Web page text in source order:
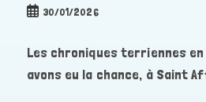
Publication
30/01/2026
Les chroniques terriennes en
avons eu la chance, à Saint